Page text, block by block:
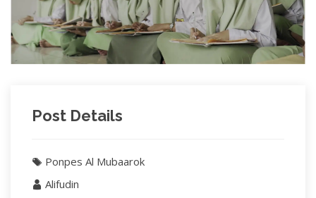
Post Details
Ponpes Al Mubaarok
Alifudin